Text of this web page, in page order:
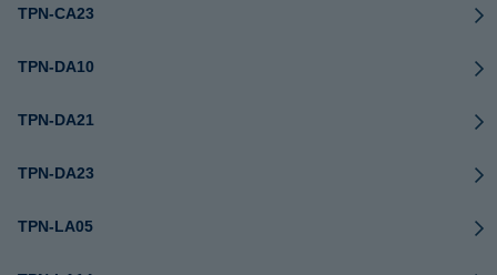
TPN-CA23
TPN-DA10
TPN-DA21
TPN-DA23
TPN-LA05